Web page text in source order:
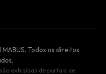
Todos os direitos
extraídas de portais de